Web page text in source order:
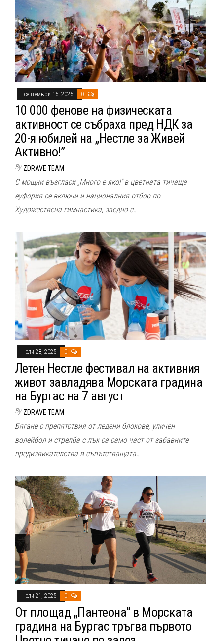
септември 15, 2025 0
10 000 фенове на физическата
активност се събраха пред НДК за
20-я юбилей на „Нестле за Живей
Активно!”
By ZDRAVE TEAM
С мощни възгласи „Много е яко!“ в цветната тичаща
еуфория се включи и националния отбор по
Художествена гимнастика, заедно с…
юли 28, 2025 0
Летен Нестле фестивал на активния
живот завладява Морската градина
на Бургас на 7 август
By ZDRAVE TEAM
Бягане с препятствия от ледени блокове, уличен
волейбол и стрелба с лък са само част от забавните
предизвикателства в съпътстващата…
юли 21, 2025 0
От площад „Пантеона“ в Морската
градина на Бургас тръгва първото